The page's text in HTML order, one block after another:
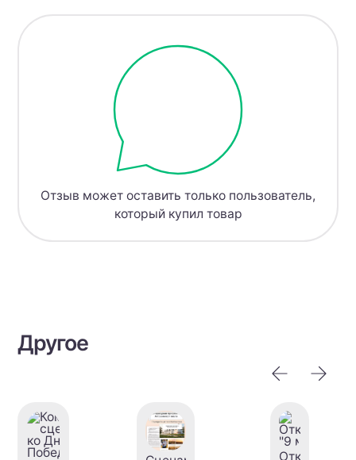
Отзыв может оставить только пользователь,
который купил товар
Другое
Открытка